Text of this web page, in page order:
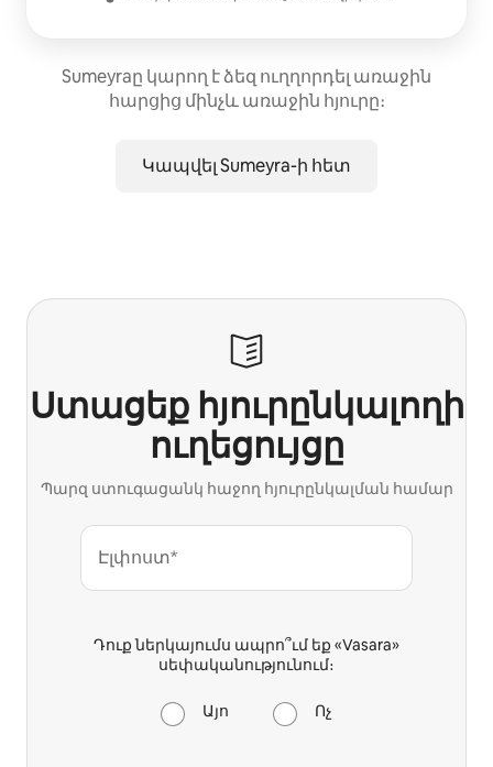
Sumeyraը կարող է ձեզ ուղղորդել առաջին
հարցից մինչև առաջին հյուրը։
Կապվել Sumeyra-ի հետ
Ստացեք հյուրընկալողի
ուղեցույցը
Պարզ ստուգացանկ հաջող հյուրընկալման համար
Էլփոստ*
Դուք ներկայումս ապրո՞ւմ եք «Vasara»
սեփականությունում։
Այո Ոչ